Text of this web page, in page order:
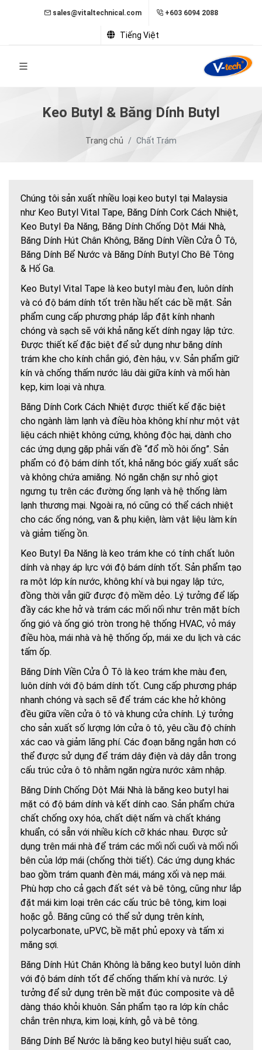
sales@vitaltechnical.com +603 6094 2088
Tiếng Việt
Keo Butyl & Băng Dính Butyl
Trang chủ Chất Trám
Chúng tôi sản xuất nhiều loại keo butyl tại Malaysia
như Keo Butyl Vital Tape, Băng Dính Cork Cách Nhiệt,
Keo Butyl Đa Năng, Băng Dính Chống Dột Mái Nhà,
Băng Dính Hút Chân Không, Băng Dính Viền Cửa Ô Tô,
Băng Dính Bể Nước và Băng Dính Butyl Cho Bê Tông
& Hố Ga.
Keo Butyl Vital Tape là keo butyl màu đen, luôn dính
và có độ bám dính tốt trên hầu hết các bề mặt. Sản
phẩm cung cấp phương pháp lắp đặt kính nhanh
chóng và sạch sẽ với khả năng kết dính ngay lập tức.
Được thiết kế đặc biệt để sử dụng như băng dính
trám khe cho kính chắn gió, đèn hậu, v.v. Sản phẩm giữ
kín và chống thấm nước lâu dài giữa kính và mối hàn
kẹp, kim loại và nhựa.
Băng Dính Cork Cách Nhiệt được thiết kế đặc biệt
cho ngành làm lạnh và điều hòa không khí như một vật
liệu cách nhiệt không cứng, không độc hại, dành cho
các ứng dụng gặp phải vấn đề “đổ mồ hôi ống”. Sản
phẩm có độ bám dính tốt, khả năng bóc giấy xuất sắc
và không chứa amiăng. Nó ngăn chặn sự nhỏ giọt
ngưng tụ trên các đường ống lạnh và hệ thống làm
lạnh thương mại. Ngoài ra, nó cũng có thể cách nhiệt
cho các ống nóng, van & phụ kiện, làm vật liệu làm kín
và giảm tiếng ồn.
Keo Butyl Đa Năng là keo trám khe có tính chất luôn
dính và nhạy áp lực với độ bám dính tốt. Sản phẩm tạo
ra một lớp kín nước, không khí và bụi ngay lập tức,
đồng thời vẫn giữ được độ mềm dẻo. Lý tưởng để lấp
đầy các khe hở và trám các mối nối như trên mặt bích
ống gió và ống gió tròn trong hệ thống HVAC, vỏ máy
điều hòa, mái nhà và hệ thống ốp, mái xe du lịch và các
tấm ốp.
Băng Dính Viền Cửa Ô Tô là keo trám khe màu đen,
luôn dính với độ bám dính tốt. Cung cấp phương pháp
nhanh chóng và sạch sẽ để trám các khe hở không
đều giữa viền cửa ô tô và khung cửa chính. Lý tưởng
cho sản xuất số lượng lớn cửa ô tô, yêu cầu độ chính
xác cao và giảm lãng phí. Các đoạn băng ngắn hơn có
thể được sử dụng để trám dây điện và dây dẫn trong
cấu trúc cửa ô tô nhằm ngăn ngừa nước xâm nhập.
Băng Dính Chống Dột Mái Nhà là băng keo butyl hai
mặt có độ bám dính và kết dính cao. Sản phẩm chứa
chất chống oxy hóa, chất diệt nấm và chất kháng
khuẩn, có sẵn với nhiều kích cỡ khác nhau. Được sử
dụng trên mái nhà để trám các mối nối cuối và mối nối
bên của lớp mái (chống thời tiết). Các ứng dụng khác
bao gồm trám quanh đèn mái, máng xối và nẹp mái.
Phù hợp cho cả gạch đất sét và bê tông, cũng như lắp
đặt mái kim loại trên các cấu trúc bê tông, kim loại
hoặc gỗ. Băng cũng có thể sử dụng trên kính,
polycarbonate, uPVC, bề mặt phủ epoxy và tấm xi
măng sợi.
Băng Dính Hút Chân Không là băng keo butyl luôn dính
với độ bám dính tốt để chống thấm khí và nước. Lý
tưởng để sử dụng trên bề mặt đúc composite và dễ
dàng tháo khỏi khuôn. Sản phẩm tạo ra lớp kín chắc
chắn trên nhựa, kim loại, kính, gỗ và bê tông.
Băng Dính Bể Nước là băng keo butyl hiệu suất cao,